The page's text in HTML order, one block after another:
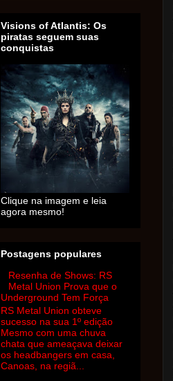
Visions of Atlantis: Os
piratas seguem suas
conquistas
Clique na imagem e leia
agora mesmo!
Postagens populares
Resenha de Shows: RS
Metal Union Prova que o
Underground Tem Força
RS Metal Union obteve
sucesso na sua 1º edição
Mesmo com uma chuva
chata que ameaçava deixar
os headbangers em casa,
Canoas, na regiã...